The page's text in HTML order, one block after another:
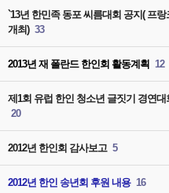
`13년 한민족 동포 씨름대회 공지( 프
개최) 33
2013년 재 폴란드 한인회 활동계획 12
제1회 유럽 한인 청소년 글짓기 경연대
20
2012년 한인회 감사보고 5
2012년 한인 송년회 후원 내용 16